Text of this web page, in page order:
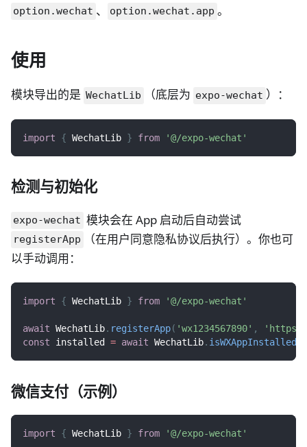
option.wechat 、 option.wechat.app 。
使用
模块导出的是 WechatLib （底层为 expo-wechat ）：
import { WechatLib } from '@/expo-wechat'
检测与初始化
expo-wechat 模块会在 App 启动后自动尝试
registerApp
（在用户同意隐私协议后执行）。你也可
以手动调用：
import { WechatLib } from '@/expo-wechat'
await WechatLib. registerApp( 'wx1234567890' ,
const installed = await WechatLib. isWXAppInstalled
微信支付（示例）
import { WechatLib } from '@/expo-wechat'